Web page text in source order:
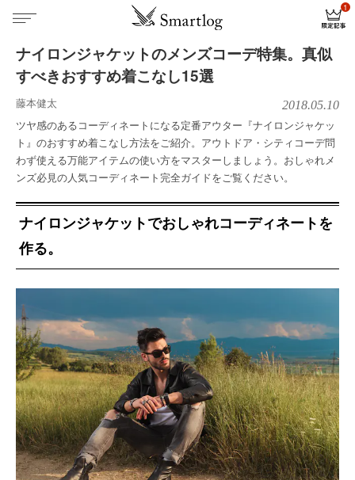
ナイロンジャケットのメンズコーデ特集。真似
すべきおすすめ着こなし15選
藤本健太 2018.05.10
ツヤ感のあるコーディネートになる定番アウター『ナイロンジャケッ
ト』のおすすめ着こなし方法をご紹介。アウトドア・シティコーデ問
わず使える万能アイテムの使い方をマスターしましょう。おしゃれメ
ンズ必見の人気コーディネート完全ガイドをご覧ください。
ナイロンジャケットでおしゃれコーディネートを
作る。